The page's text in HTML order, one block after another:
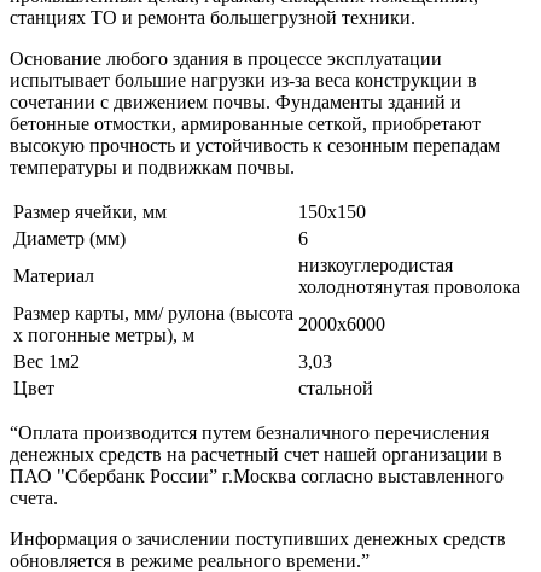
станциях ТО и ремонта большегрузной техники.
Основание любого здания в процессе эксплуатации
испытывает большие нагрузки из-за веса конструкции в
сочетании с движением почвы. Фундаменты зданий и
бетонные отмостки, армированные сеткой, приобретают
высокую прочность и устойчивость к сезонным перепадам
температуры и подвижкам почвы.
Размер ячейки, мм
150х150
Диаметр (мм)
6
Материал
низкоуглеродистая
холоднотянутая проволока
Размер карты, мм/ рулона (высота
х погонные метры), м
2000х6000
Вес 1м2
3,03
Цвет
стальной
“Оплата производится путем безналичного перечисления
денежных средств на расчетный счет нашей организации в
ПАО "Сбербанк России” г.Москва согласно выставленного
счета.
Информация о зачислении поступивших денежных средств
обновляется в режиме реального времени.”